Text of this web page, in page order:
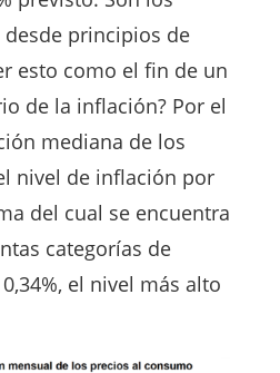
principios de
esto como el fin de un
de la inflación? Por el
mediana de los
nivel de inflación por
del cual se encuentra
categorías de
el nivel más alto